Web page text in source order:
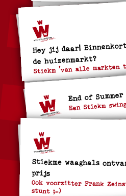
Hey jij daar!
de huizenmarkt?
Stiekm 'van alle markten
End of
Een Stiekm
Stiekme waaghals
prijs
Ook voorzitter Frank
stunt ;-)